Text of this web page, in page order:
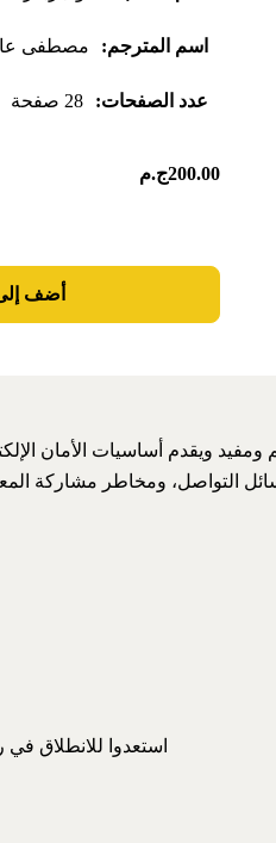
اسم المترجم: مصطفى
عدد الصفحات: 28 صفحة
200.00ج.م
أضف
ومفيد ويقدم أساسيات الأمان
التواصل، ومخاطر مشاركة
استعدوا للانطلاق